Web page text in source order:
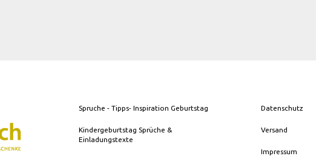
Spruche - Tipps- Inspiration Geburtstag
Kindergeburtstag Sprüche &
Einladungstexte
Datenschutz
Versand
Impressum